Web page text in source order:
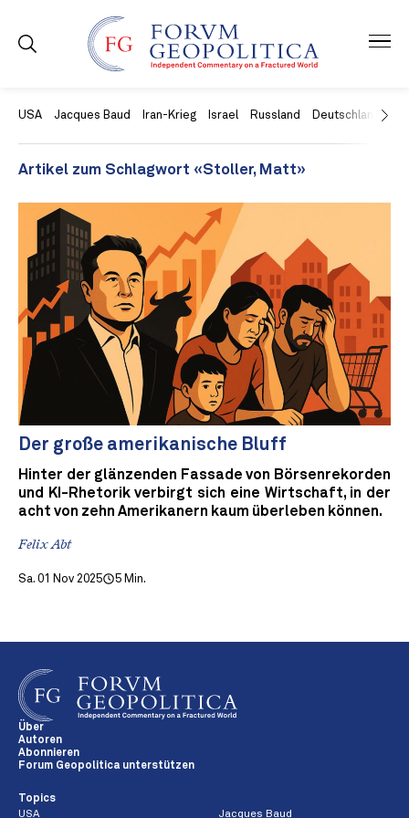
USA Jacques Baud Iran-Krieg Israel Russland Deutschland
Artikel zum Schlagwort «Stoller, Matt»
Der große amerikanische Bluff
Hinter der glänzenden Fassade von Börsenrekorden
und KI-Rhetorik verbirgt sich eine Wirtschaft, in der
acht von zehn Amerikanern kaum überleben können.
Felix Abt
Sa. 01 Nov 2025 5 Min.
Über
Autoren
Abonnieren
Forum Geopolitica unterstützen
Topics
USA
Jacques Baud